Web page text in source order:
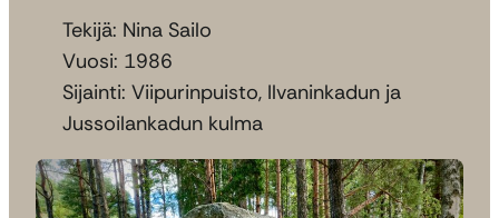
Tekijä: Nina Sailo
Vuosi: 1986
Sijainti: Viipurinpuisto, Ilvaninkadun ja
Jussoilankadun kulma